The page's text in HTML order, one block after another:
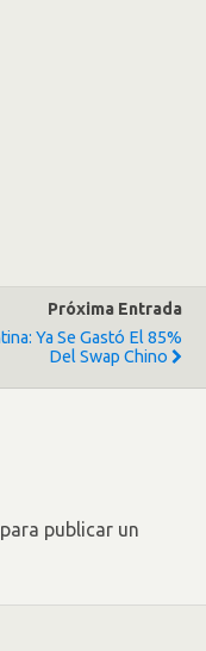
Próxima Entrada
Ya Se Gastó El 85%
Del Swap Chino
para publicar un